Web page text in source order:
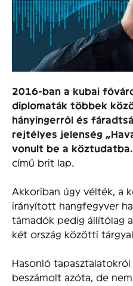
2016-ban a kubai
diplomaták többek
hányingerről és
rejtélyes jelenség
vonult be a köztudatba.
című brit lap.
Akkoriban úgy vélték, a
irányított hangfegyver
támadók pedig állítólag
két ország közötti
Hasonló
beszámolt azóta, de